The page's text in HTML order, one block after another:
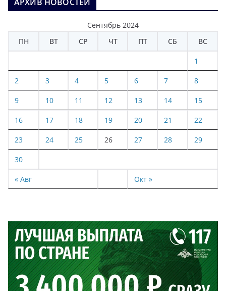
Сентябрь 2024
ПН
ВТ СР ЧТ ПТ СБ ВС
« Авг Окт »
1
2 3 4 5 6 7 8
9 10 11 12 13 14 15
16 17 18 19 20 21 22
23 24 25 26 27 28 29
30